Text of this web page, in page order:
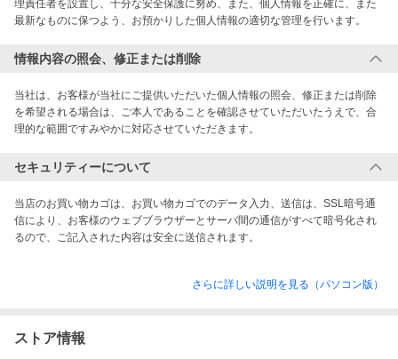
理責任者を設置し、十分な安全保護に努め、また、個人情報を正確に、また
最新なものに保つよう、お預かりした個人情報の適切な管理を行います。
情報内容の照会、修正または削除
当社は、お客様が当社にご提供いただいた個人情報の照会、修正または削除
を希望される場合は、ご本人であることを確認させていただいたうえで、合
理的な範囲ですみやかに対応させていただきます。
セキュリティーについて
当店のお買い物カゴは、お買い物カゴでのデータ入力、送信は、SSL暗号通
信により、お客様のウェブブラウザーとサーバ間の通信がすべて暗号化され
るので、ご記入された内容は安全に送信されます。
さらに詳しい説明を見る（パソコン版）
ストア情報